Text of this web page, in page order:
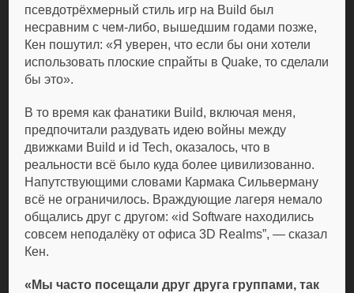
псевдотрёхмерный стиль игр на Build был
несравним с чем-либо, вышедшим годами позже,
Кен пошутил: «Я уверен, что если бы они хотели
использовать плоские спрайты в Quake, то сделали
бы это».
В то время как фанатики Build, включая меня,
предпочитали раздувать идею войны между
движками Build и id Tech, оказалось, что в
реальности всё было куда более цивилизованно.
Напутствующими словами Кармака Сильверману
всё не ограничилось. Враждующие лагеря немало
общались друг с другом: «id Software находились
совсем неподалёку от офиса 3D Realms”, — сказал
Кен.
«Мы часто посещали друг друга группами, так